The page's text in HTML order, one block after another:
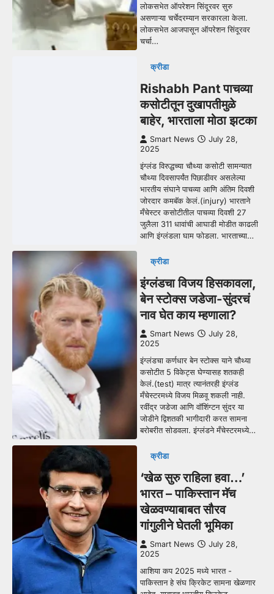
लोकसभेत ऑपरेशन सिंदूरवर सुरु
असणाऱ्या चर्चेदरम्यान सरकारला केला.
लोकसभेत आजपासून ऑपरेशन सिंदूरवर
चर्चा…
क्रीडा
Rishabh Pant पाचव्या
कसोटीतून दुखापतीमुळे
बाहेर, भारताला मोठा झटका
Smart News
July 28,
2025
इंग्लंड विरुद्धच्या चौथ्या कसोटी सामन्यात
चौथ्या दिवसापर्यंत पिछाडीवर असलेल्या
भारतीय संघाने पाचव्या आणि अंतिम दिवशी
जोरदार कमबॅक केलं.(injury) भारताने
मँचेस्टर कसोटीतील पाचव्या दिवशी 27
जुलैला 311 धावांची आघाडी मोडीत काढली
आणि इंग्लंडला घाम फोडला. भारताच्या…
क्रीडा
इंग्लंडचा विजय हिसकावला,
बेन स्टोक्स जडेजा-सुंदरचं
नाव घेत काय म्हणाला?
Smart News
July 28,
2025
इंग्लंडचा कर्णधार बेन स्टोक्स याने चौथ्या
कसोटीत 5 विकेट्स घेण्यासह शतकही
केलं.(test) मात्र त्यानंतरही इंग्लंड
मँचेस्टरमध्ये विजय मिळवू शकली नाही.
रवींद्र जडेजा आणि वॉशिंग्टन सुंदर या
जोडीने द्विशतकी भागीदारी करत सामना
बरोबरीत सोडवला. इंग्लंडने मँचेस्टरमध्ये…
क्रीडा
‘खेळ सुरु राहिला हवा…’
भारत – पाकिस्तान मॅच
खेळवण्याबाबत सौरव
गांगुलीने घेतली भूमिका
Smart News
July 28,
2025
आशिया कप 2025 मध्ये भारत -
पाकिस्तान हे संघ क्रिकेट सामना खेळणार